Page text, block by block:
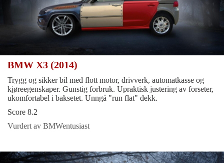
BMW X3 (2014)
Trygg og sikker bil med flott motor, drivverk, automatkasse og
kjøreegenskaper. Gunstig forbruk. Upraktisk justering av forseter,
ukomfortabel i baksetet. Unngå "run flat" dekk.
Score 8.2
Vurdert av BMWentusiast